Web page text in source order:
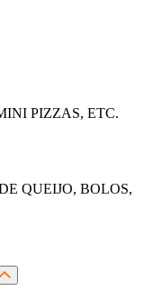
PIZZAS, ETC.
QUEIJO, BOLOS,